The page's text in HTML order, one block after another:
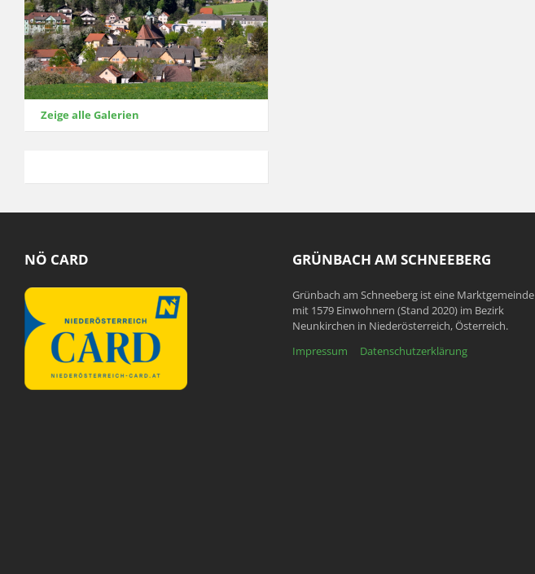
Zeige alle Galerien
NÖ CARD GRÜNBACH AM SCHNEEBERG
Grünbach am Schneeberg ist eine Marktgemeinde
mit 1579 Einwohnern (Stand 2020) im Bezirk
Neunkirchen in Niederösterreich, Österreich.
Impressum
Datenschutzerklärung